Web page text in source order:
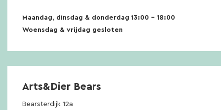
Maandag, dinsdag & donderdag 13:00 – 18:00
Woensdag & vrijdag gesloten
Arts&Dier Bears
Bearsterdijk 12a